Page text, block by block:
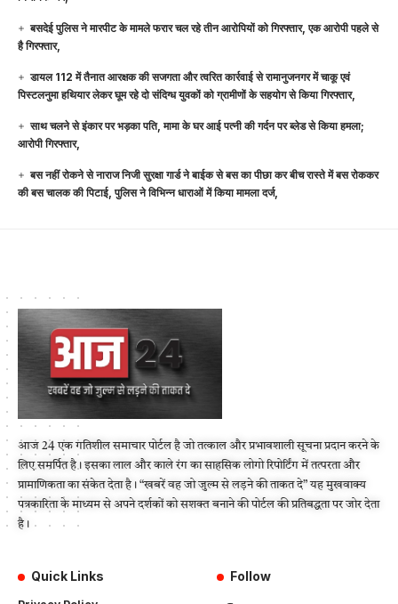
बसदेई पुलिस ने मारपीट के मामले फरार चल रहे तीन आरोपियों को गिरफ्तार, एक आरोपी पहले से
है गिरफ्तार,
डायल 112 में तैनात आरक्षक की सजगता और त्वरित कार्रवाई से रामानुजनगर में चाकू एवं
पिस्टलनुमा हथियार लेकर घूम रहे दो संदिग्ध युवकों को ग्रामीणों के सहयोग से किया गिरफ्तार,
साथ चलने से इंकार पर भड़का पति, मामा के घर आई पत्नी की गर्दन पर ब्लेड से किया हमला;
आरोपी गिरफ्तार,
बस नहीं रोकने से नाराज निजी सुरक्षा गार्ड ने बाईक से बस का पीछा कर बीच रास्ते में बस रोककर
की बस चालक की पिटाई, पुलिस ने विभिन्न धाराओं में किया मामला दर्ज,
आज 24 एक गतिशील समाचार पोर्टल है जो तत्काल और प्रभावशाली सूचना प्रदान करने के
लिए समर्पित है। इसका लाल और काले रंग का साहसिक लोगो रिपोर्टिंग में तत्परता और
प्रामाणिकता का संकेत देता है। “खबरें वह जो जुल्म से लड़ने की ताकत दे” यह मुखवाक्य
पत्रकारिता के माध्यम से अपने दर्शकों को सशक्त बनाने की पोर्टल की प्रतिबद्धता पर जोर देता
है।
Quick Links Follow